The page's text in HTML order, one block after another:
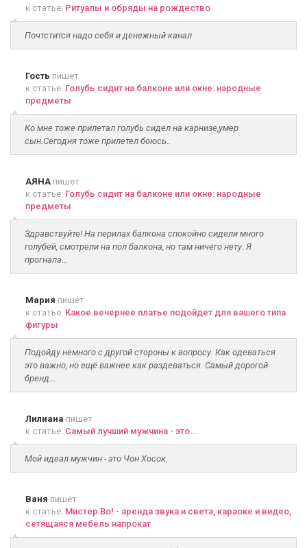
к статье: Ритуалы и обряды на рождество
Почтстится надо себя и денежный канал
Гость пишет
к статье: Голубь сидит на балконе или окне: народные
предметы
Ко мне тоже прилетал голубь сидел на карнизе,умер
сын.Сегодня тоже прилетел боюсь..
АЯНА пишет
к статье: Голубь сидит на балконе или окне: народные
предметы
Здравствуйте! На перилах балкона спокойно сидели много
голубей, смотрели на пол балкона, но там ничего нету. Я
прогнала...
Мария пишет
к статье: Какое вечернее платье подойдет для вашего типа
фигуры
Подойду немного с другой стороны к вопросу. Как одеваться
это важно, но ещё важнее как раздеваться. Самый дорогой
бренд...
Лилиана пишет
к статье: Самый лучший мужчина - это...
Мой идеал мужчин - это Чон Хосок.
Ваня пишет
к статье: Мистер Во! - аренда звука и света, караоке и видео,
сетящаяся мебель напрокат